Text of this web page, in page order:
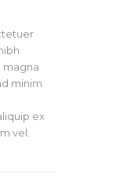
magna
minim
ex
vel.